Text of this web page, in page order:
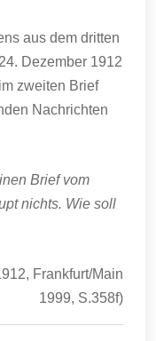
aus dem dritten
Dezember 1912
zweiten Brief
Nachrichten
Brief vom
nichts. Wie soll
Frankfurt/Main
1999, S.358f)